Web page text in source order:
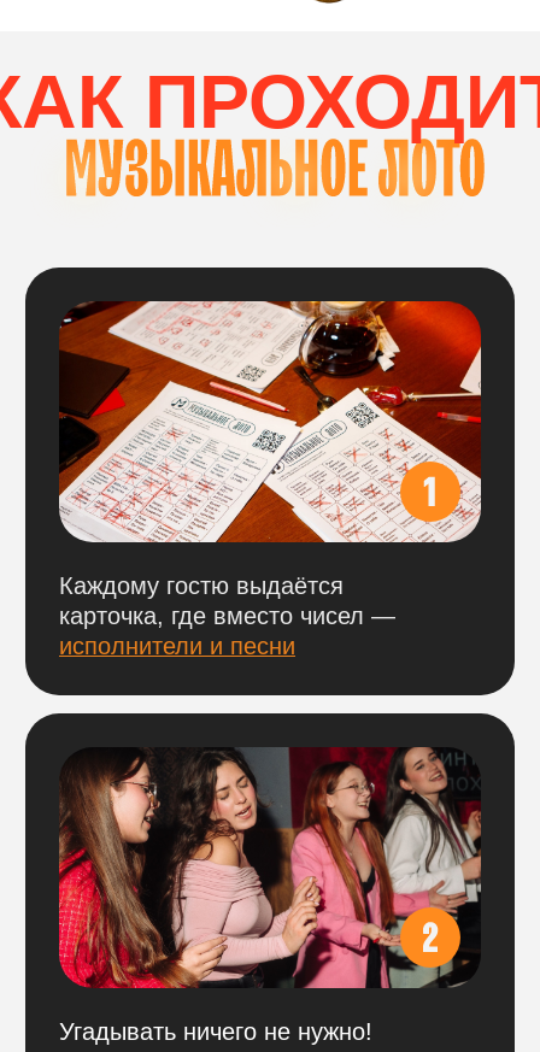
Цена указана за весь стол,больше
ничего доплачивать не нужно, все
участники за столом проходят
по одному
билету.
Обращаем внимание, что цена указана
сразу за весь стол. Цена фиксирована
и не меняется при уменьшении
количества участников за ним.
Бронь не возвращается в день игры,
но деньги можно сохранить и перенести
ВАЖНО
по 100% предоплате.
Оплатить можно по ссылке ниже,
выбрав нужный город и игровой день.
БРОНЬ СТОЛОВ
Вам нужно выбрать столик
на необходимое количество участников:
ВЫБОР